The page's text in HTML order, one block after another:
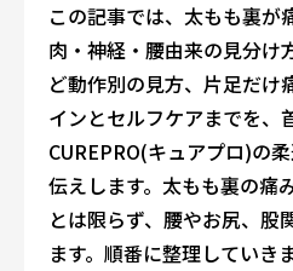
この記事では、太もも裏が
肉・神経・腰由来の見分け
ど動作別の見方、片足だけ
インとセルフケアまでを、
CUREPRO(キュアプロ)の
伝えします。太もも裏の痛
とは限らず、腰やお尻、股
ます。順番に整理していき